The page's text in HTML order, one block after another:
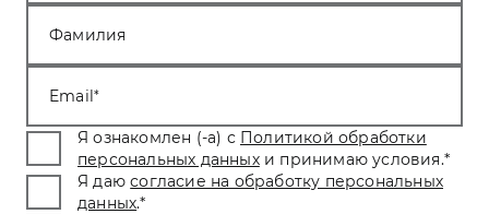
Фамилия
Email
Я ознакомлен (-а) с Политикой обработки
персональных данных и принимаю условия.*
Я даю согласие на обработку персональных
данных.*